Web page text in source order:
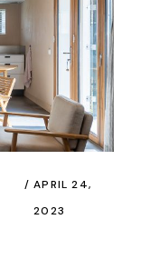
APRIL 24,
2023